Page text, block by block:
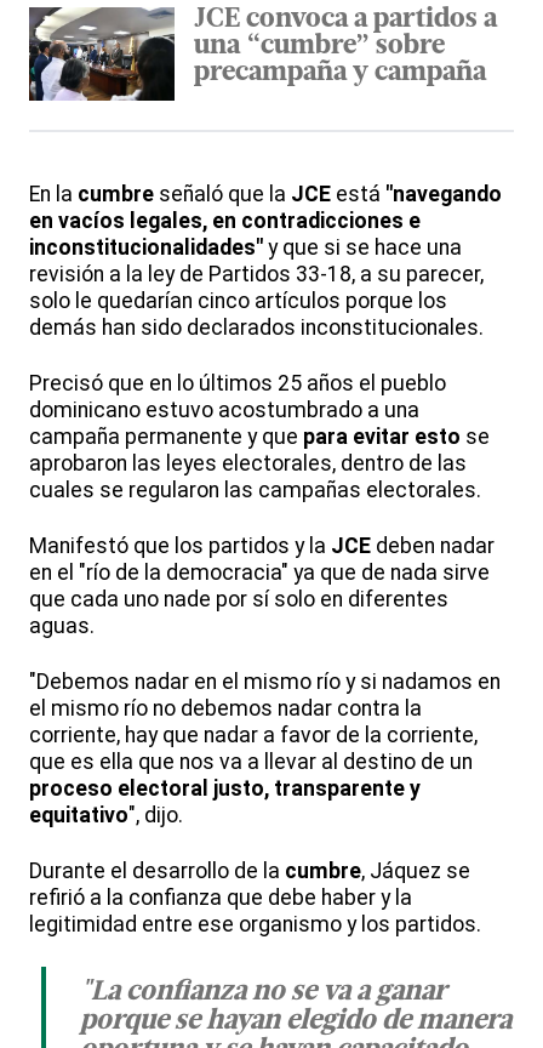
JCE convoca a partidos a
una “cumbre” sobre
precampaña y campaña
En la cumbre señaló que la JCE está "navegando
en vacíos legales, en contradicciones e
inconstitucionalidades" y que si se hace una
revisión a la ley de Partidos 33-18, a su parecer,
solo le quedarían cinco artículos porque los
demás han sido declarados inconstitucionales.
Precisó que en lo últimos 25 años el pueblo
dominicano estuvo acostumbrado a una
campaña permanente y que para evitar esto se
aprobaron las leyes electorales, dentro de las
cuales se regularon las campañas electorales.
Manifestó que los partidos y la JCE deben nadar
en el "río de la democracia" ya que de nada sirve
que cada uno nade por sí solo en diferentes
aguas.
"Debemos nadar en el mismo río y si nadamos en
el mismo río no debemos nadar contra la
corriente, hay que nadar a favor de la corriente,
que es ella que nos va a llevar al destino de un
proceso electoral justo, transparente y
equitativo", dijo.
Durante el desarrollo de la cumbre, Jáquez se
refirió a la confianza que debe haber y la
legitimidad entre ese organismo y los partidos.
"La confianza no se va a ganar
porque se hayan elegido de manera